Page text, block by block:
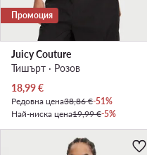
Промоция
Juicy Couture
Тишърт · Розов
Актуална цена
18,99€
Редовна цена38,86 €-51%
Най-ниска цена19,99 €-5%